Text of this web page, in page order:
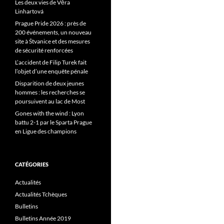
Les deux vies de Věra
Linhartová
Prague Pride 2026 : près de
200 événements, un nouveau
site à Štvanice et des mesures
de sécurité renforcées
L’accident de Filip Turek fait
l’objet d’une enquête pénale
Disparition de deux jeunes
hommes : les recherches se
poursuivent au lac de Most
Gones with the wind : Lyon
battu 2-1 par le Sparta Prague
en Ligue des champions
CATÉGORIES
Actualités
Actualités Tchèques
Bulletins
Bulletins Année 2019